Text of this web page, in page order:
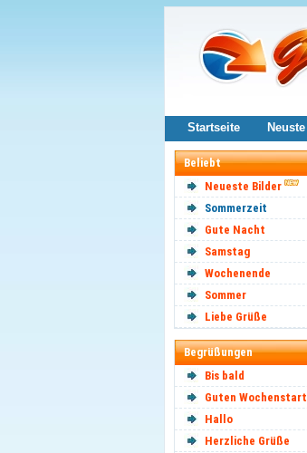
Startseite Neuste
Beliebt
Neueste Bilder
Sommerzeit
Gute Nacht
Samstag
Wochenende
Sommer
Liebe Grüße
Begrüßungen
Bis bald
Guten Wochenstart
Hallo
Herzliche Grüße